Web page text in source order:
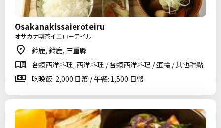
Osakanakissaieroteiru
オサカナ喫茶イエローテイル
鈴鹿, 鈴鹿, 三重縣
各類西洋料理, 西洋料理 / 各類西洋料理 / 蛋糕 / 其他甜點
吃晚飯: 2,000 日幣 / 午餐: 1,500 日幣